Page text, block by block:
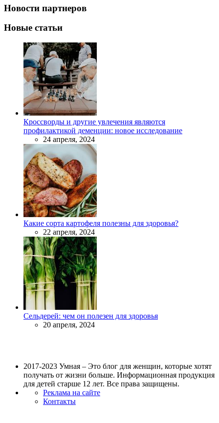
Новости партнеров
Новые статьи
Кроссворды и другие увлечения являются
профилактикой деменции: новое исследование
24 апреля, 2024
Какие сорта картофеля полезны для здоровья?
22 апреля, 2024
Сельдерей: чем он полезен для здоровья
20 апреля, 2024
2017-2023 Умная – Это блог для женщин, которые хотят
получать от жизни больше. Информационная продукция
для детей старше 12 лет. Все права защищены.
Реклама на сайте
Контакты